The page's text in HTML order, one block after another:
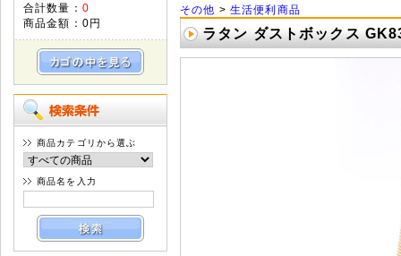
合計数量： 0
商品金額： 0円
商品カテゴリから選ぶ
商品名を入力
その他 > 生活便利商品
ラタン ダストボックス